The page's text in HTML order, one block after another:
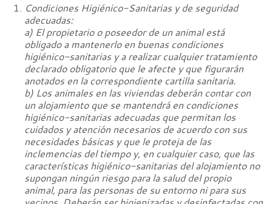
Condiciones Higiénico-Sanitarias y de seguridad
adecuadas:
a) El propietario o poseedor de un animal está
obligado a mantenerlo en buenas condiciones
higiénico-sanitarias y a realizar cualquier tratamiento
declarado obligatorio que le afecte y que figurarán
anotados en la correspondiente cartilla sanitaria.
b) Los animales en las viviendas deberán contar con
un alojamiento que se mantendrá en condiciones
higiénico-sanitarias adecuadas que permitan los
cuidados y atención necesarios de acuerdo con sus
necesidades básicas y que le proteja de las
inclemencias del tiempo y, en cualquier caso, que las
características higiénico-sanitarias del alojamiento no
supongan ningún riesgo para la salud del propio
animal, para las personas de su entorno ni para sus